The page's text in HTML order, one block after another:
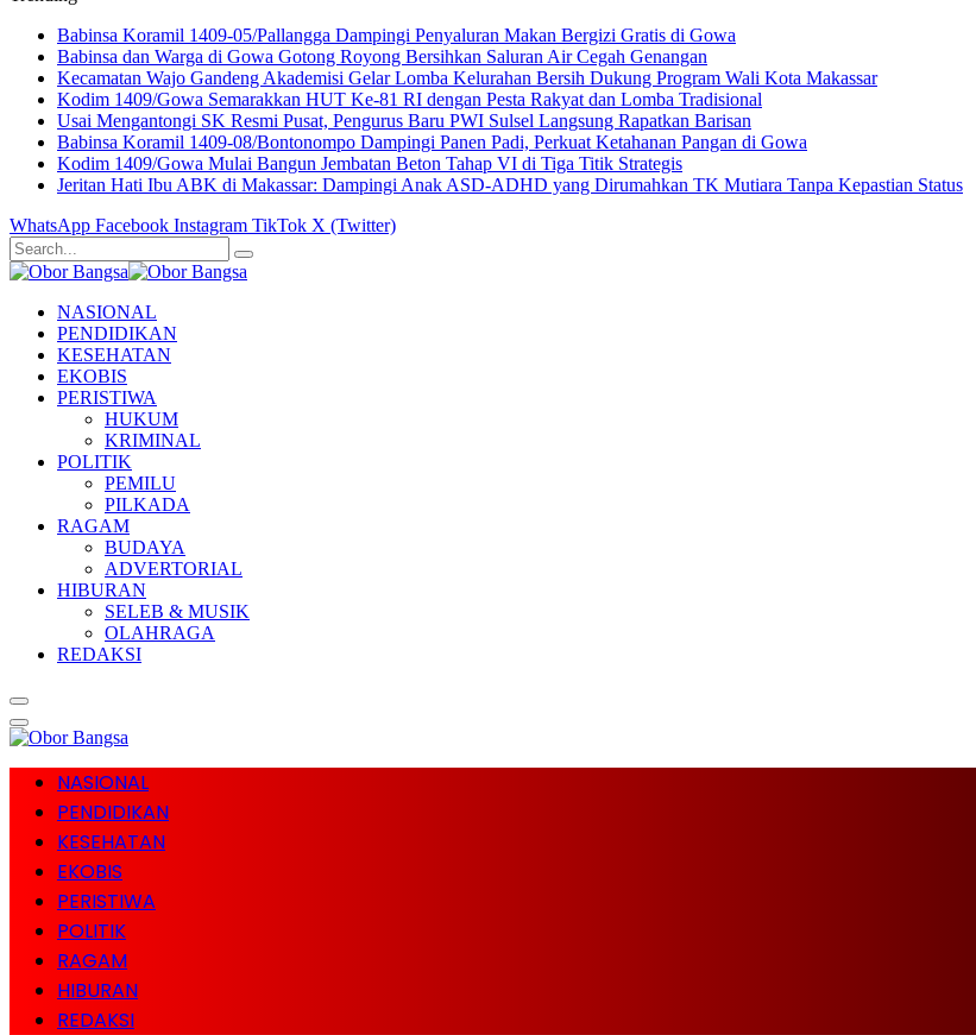
Babinsa Koramil 1409-05/Pallangga Dampingi Penyaluran Makan Bergizi Gratis di Gowa
Babinsa dan Warga di Gowa Gotong Royong Bersihkan Saluran Air Cegah Genangan
Kecamatan Wajo Gandeng Akademisi Gelar Lomba Kelurahan Bersih Dukung Program Wali Kota Makassar
Kodim 1409/Gowa Semarakkan HUT Ke-81 RI dengan Pesta Rakyat dan Lomba Tradisional
Usai Mengantongi SK Resmi Pusat, Pengurus Baru PWI Sulsel Langsung Rapatkan Barisan
Babinsa Koramil 1409-08/Bontonompo Dampingi Panen Padi, Perkuat Ketahanan Pangan di Gowa
Kodim 1409/Gowa Mulai Bangun Jembatan Beton Tahap VI di Tiga Titik Strategis
Jeritan Hati Ibu ABK di Makassar: Dampingi Anak ASD-ADHD yang Dirumahkan TK Mutiara Tanpa Kepastian Status
WhatsApp Facebook Instagram TikTok X (Twitter)
NASIONAL
PENDIDIKAN
KESEHATAN
EKOBIS
PERISTIWA
HUKUM
KRIMINAL
POLITIK
PEMILU
PILKADA
RAGAM
BUDAYA
ADVERTORIAL
HIBURAN
SELEB & MUSIK
OLAHRAGA
REDAKSI
NASIONAL
PENDIDIKAN
KESEHATAN
EKOBIS
PERISTIWA
POLITIK
RAGAM
HIBURAN
REDAKSI